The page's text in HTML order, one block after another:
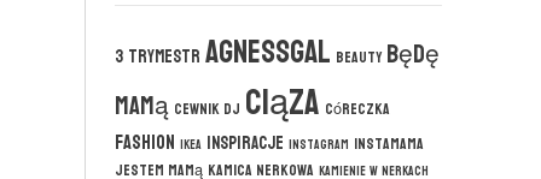
3 trymestragnessgal beauty będę
mamą cewnik DJ ciąza córeczka
fashion ikea inspiracje instagram instamama
jestem mamą kamica nerkowa kamienie w nerkach